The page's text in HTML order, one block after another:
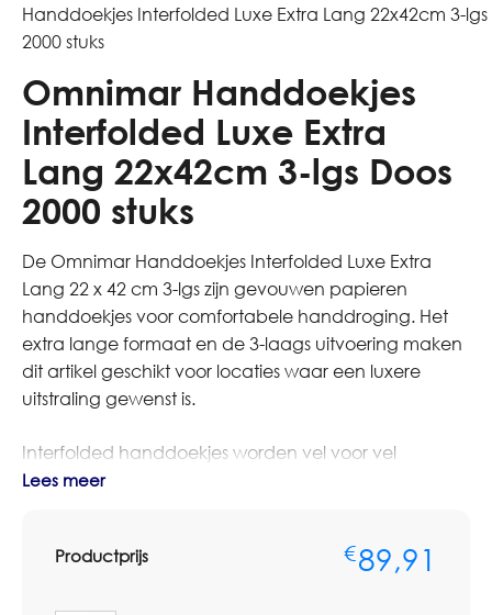
Handdoekjes Interfolded Luxe Extra Lang 22x42cm 3-lgs
2000 stuks
Omnimar Handdoekjes
Interfolded Luxe Extra
Lang 22x42cm 3-lgs Doos
2000 stuks
De Omnimar Handdoekjes Interfolded Luxe Extra
Lang 22 x 42 cm 3-lgs zijn gevouwen papieren
handdoekjes voor comfortabele handdroging. Het
extra lange formaat en de 3-laags uitvoering maken
dit artikel geschikt voor locaties waar een luxere
uitstraling gewenst is.
Interfolded handdoekjes worden vel voor vel
aangeboden in passende dispensers. Dit helpt bij
representatieve sanitaire ruimtes.
Lees meer
Productprijs €89,91